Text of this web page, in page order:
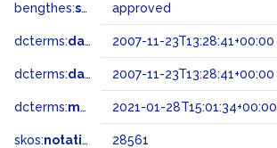
bengthes:status approved
dcterms:dateAccepted 2007-11-23T13:28:41+00:00
dcterms:dateSubmitted 2007-11-23T13:28:41+00:00
dcterms:modified 2021-01-28T15:01:34+00:00
skos:notation 28561